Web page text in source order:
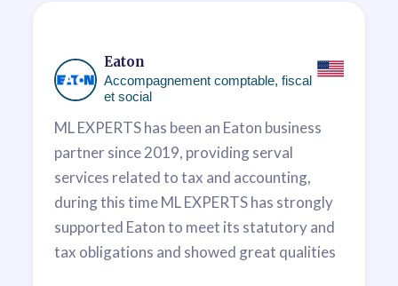
Varie Karmin
DRH
Eaton
Accompagnement comptable, fiscal
et social
ML EXPERTS has been an Eaton business
partner since 2019, providing serval
services related to tax and accounting,
during this time ML EXPERTS has strongly
supported Eaton to meet its statutory and
tax obligations and showed great qualities